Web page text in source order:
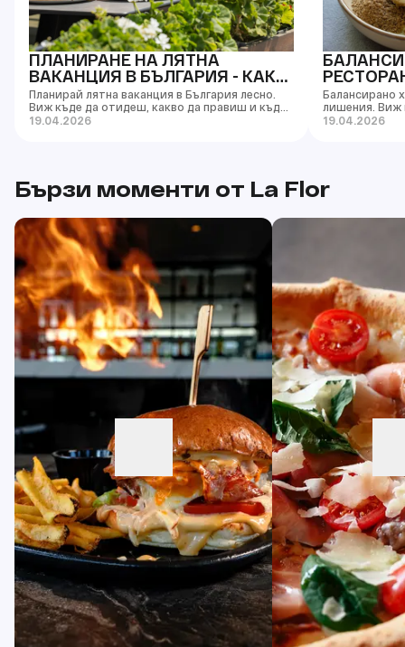
ПЛАНИРАНЕ НА ЛЯТНА
ВАКАНЦИЯ В БЪЛГАРИЯ - КАК
ДА ГО НАПРАВИШ ПРАВИЛНО
Планирай лятна ваканция в България лесно.
Виж къде да отидеш, какво да правиш и къде
да хапнеш в Бургас и Слънчев бряг.
19.04.2026
Балансирано
лишения. Виж
наслаждаваш
19.04.2026
Бързи моменти от La Flor